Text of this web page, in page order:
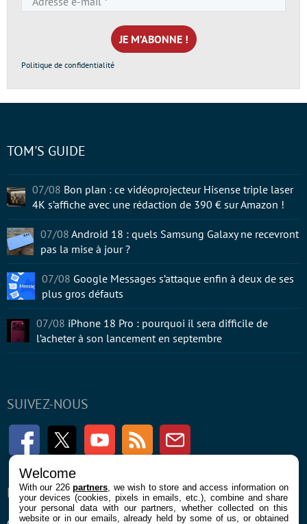
e-
mail
*
Politique de confidentialité
SUIVEZ-NOUS
FacebookTwitter Youtube RSS Newsletter
ENTREPRISE À PROPOS
TOM'S GUIDE
07/08 Bon plan : ce vidéoprojecteur Hisense triple laser
4K s’affiche avec une rédaction de 390 € sur Amazon !
07/08 Android 18 : quels Samsung Galaxy ne recevront
pas la mise à jour ?
07/08 Google Messages s’attaque enfin à deux de ses
plus gros défauts
07/08 iPhone 18 Pro : pourquoi il sera difficile de
l’acheter à son lancement en septembre
Welcome
With our 226partners , we wish to store and access information on
your devices (cookies, pixels in emails, etc.), combine and share
your personal data with our partners, whether collected on this
website or in our emails, already held by some of us, or obtained